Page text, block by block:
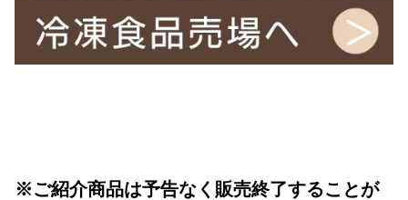
※ご紹介商品は予告なく販売終了することが